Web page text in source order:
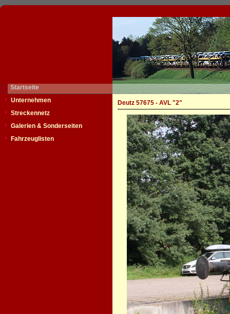
Startseite
Unternehmen
Streckennetz
Galerien & Sonderseiten
Fahrzeuglisten
Deutz 57675 - AVL "2"